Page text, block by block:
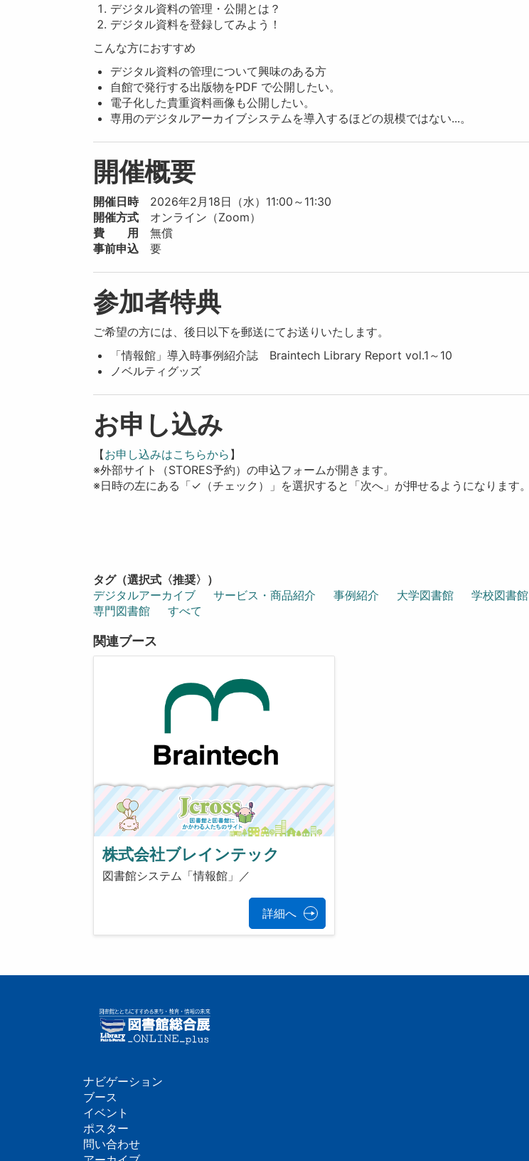
デジタル資料の管理・公開とは？
デジタル資料を登録してみよう！
こんな方におすすめ
デジタル資料の管理について興味のある方
自館で発行する出版物をPDF で公開したい。
電子化した貴重資料画像も公開したい。
専用のデジタルアーカイブシステムを導入するほどの規模ではない...。
開催概要
開催日時2026年2月18日（水）11:00～11:30
開催方式 オンライン（Zoom）
費 用 無償
事前申込 要
参加者特典
ご希望の方には、後日以下を郵送にてお送りいたします。
「情報館」導入時事例紹介誌 Braintech Library Report vol.1～10
ノベルティグッズ
お申し込み
【お申し込みはこちらから 】
※外部サイト（STORES予約）の申込フォームが開きます。
※日時の左にある「✓（チェック）」を選択すると「次へ」 が押せるようになります。
タグ（選択式〈推奨〉）
デジタルアーカイブ
サービス・商品紹介 事例紹介 大学図書館
学校図書館
専門図書館
すべて
関連ブース
株式会社ブレインテック
図書館システム「情報館」／
詳細へ
フ
ッ
ナビゲーション
ブース
イベント
ポスター
問い合わせ